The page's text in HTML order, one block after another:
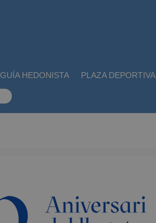
GUÍA HEDONISTA PLAZA DEPORTIVA